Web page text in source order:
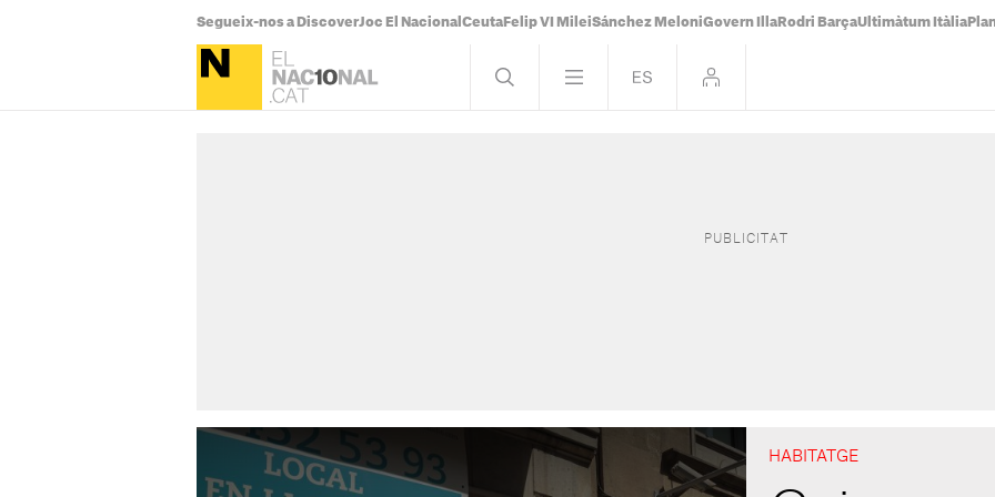
Segueix-nos a DiscoverJoc El Nacional Ceuta Felip VI MileiSánchez MeloniGovern Illa Rodri BarçaUltimàtum Itàlia
HABITATGE